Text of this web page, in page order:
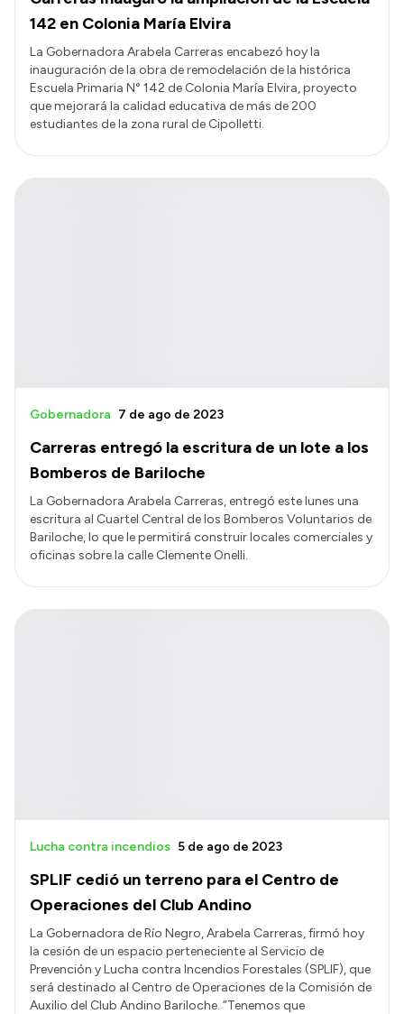
142 en Colonia María Elvira
La Gobernadora Arabela Carreras encabezó hoy la
inauguración de la obra de remodelación de la histórica
Escuela Primaria N° 142 de Colonia María Elvira, proyecto
que mejorará la calidad educativa de más de 200
estudiantes de la zona rural de Cipolletti.
Carreras entregó la escritura de un lote a los
Bomberos de Bariloche
Gobernadora 7 de ago de 2023
La Gobernadora Arabela Carreras, entregó este lunes una
escritura al Cuartel Central de los Bomberos Voluntarios de
Bariloche, lo que le permitirá construir locales comerciales y
oficinas sobre la calle Clemente Onelli.
SPLIF cedió un terreno para el Centro de
Operaciones del Club Andino
Lucha contra incendios 5 de ago de 2023
La Gobernadora de Río Negro, Arabela Carreras, firmó hoy
la cesión de un espacio perteneciente al Servicio de
Prevención y Lucha contra Incendios Forestales (SPLIF), que
será destinado al Centro de Operaciones de la Comisión de
Auxilio del Club Andino Bariloche. “Tenemos que